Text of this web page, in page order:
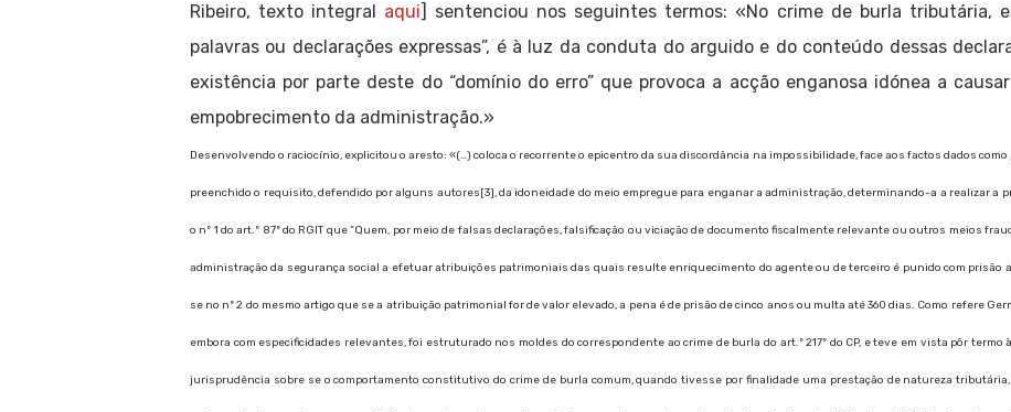
Ribeiro, texto integral aqui] sentenciou nos seguintes termos: «No crime de burla tributária,
palavras ou declarações expressas”, é à luz da conduta do arguido e do conteúdo dessas
existência por parte deste do “domínio do erro” que provoca a acção enganosa idónea a
empobrecimento da administração.»
Desenvolvendo o raciocínio, explicitou o aresto: «(…) coloca o recorrente o epicentro da sua discordância na impossibilidade, face aos factos dados
preenchido o requisito, defendido por alguns autores[3], da idoneidade do meio empregue para enganar a administração, determinando-a a realizar a
o nº 1 do art.º 87º do RGIT que “Quem, por meio de falsas declarações, falsificação ou viciação de documento fiscalmente relevante ou outros meios
administração da segurança social a efetuar atribuições patrimoniais das quais resulte enriquecimento do agente ou de terceiro é punido com prisão
se no nº 2 do mesmo artigo que se a atribuição patrimonial for de valor elevado, a pena é de prisão de cinco anos ou multa até 360 dias. Como refere
embora com especificidades relevantes, foi estruturado nos moldes do correspondente ao crime de burla do art.º 217º do CP, e teve em vista pôr
jurisprudência sobre se o comportamento constitutivo do crime de burla comum, quando tivesse por finalidade uma prestação de natureza